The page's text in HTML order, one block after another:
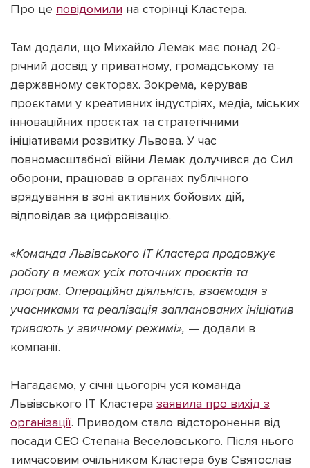
Наші соц мережі
Підтримати dyvys.info
Про це повідомили на сторінці Кластера.
Там додали, що Михайло Лемак має понад 20-
річний досвід у приватному, громадському та
державному секторах. Зокрема, керував
проєктами у креативних індустріях, медіа, міських
інноваційних проєктах та стратегічними
ініціативами розвитку Львова. У час
повномасштабної війни Лемак долучився до Сил
оборони, працював в органах публічного
врядування в зоні активних бойових дій,
відповідав за цифровізацію.
«Команда Львівського ІТ Кластера продовжує
роботу в межах усіх поточних проєктів та
програм. Операційна діяльність, взаємодія з
учасниками та реалізація запланованих ініціатив
тривають у звичному режимі», — додали в
компанії.
Нагадаємо, у січні цьогоріч уся команда
Львівського ІТ Кластера заявила про вихід з
організації. Приводом стало відсторонення від
посади СЕО Степана Веселовського. Після нього
тимчасовим очільником Кластера був Святослав